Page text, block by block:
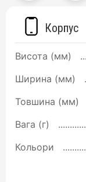
Корпус
Висота (мм)
Ширина (мм)
Товшина (мм)
Вага (г)
Кольори